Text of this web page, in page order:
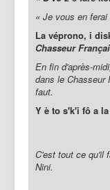
« Je vous en
La véprono, i
Chasseur
En fin d'après-
dans le Chasseur
faut.
Y è to s'k'i fô a
C'est tout ce qu'il
Nini.